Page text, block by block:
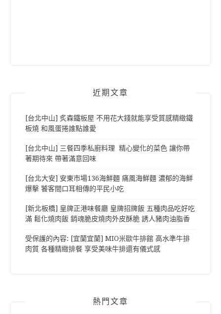
近期文章
[台北中山] 炙森鐵板屋 不用花大錢就能享受質感精緻鐵
板燒 和風蛋捲誰點誰愛
[台北中山] 三餐四季私廚料理 精心變化的菜色 讓你帶
著期待來 帶著滿意回味
[台北大安] 安東市場136海鮮麵 痛風海鮮麵 濃郁的海鮮
爆擊 饕客間口耳相傳的平民小吃
[新北板橋] 皇牌正港味餐廳 皇牌招牌飯 五種肉品吃好吃
滿 鬆化燒肉飯 銷魂脆皮燒肉外皮酥脆 誘人豬肉油脂香
受保護的內容: [宜蘭宜蘭] MIO米歐牛排館 高水準牛排
肉質 各種精緻排餐 享受美味牛排還有儀式感
熱門文章